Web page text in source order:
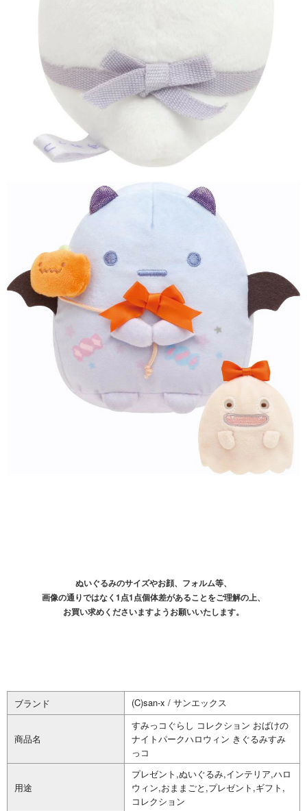
ぬいぐるみのサイズやお顔、フォルム等、
画像の通りではなく1点1点個体差があることをご理解の上、
お買い求めくださいますようお願いいたします。
ブランド (C)san-x / サンエックス
商品名
すみっコぐらし コレクション おばけの
ナイトパークハロウィン きぐるみすみ
っコ
用途
プレゼント,ぬいぐるみ,インテリア,ハロ
ウィン,おままごと,プレゼント,ギフト,
コレクション